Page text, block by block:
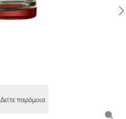
Δείτε παρόμοια